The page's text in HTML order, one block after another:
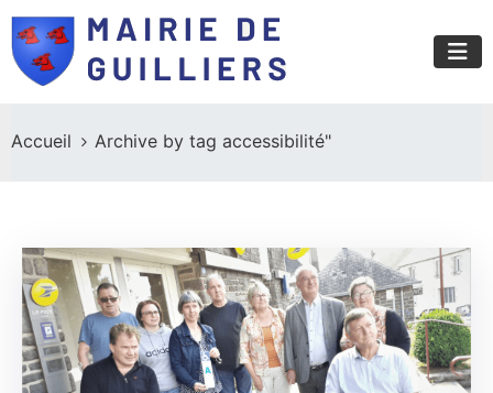
Accueil Archive by tag accessibilité"